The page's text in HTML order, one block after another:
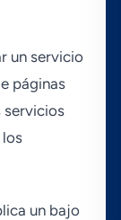
un servicio
páginas
servicios
un bajo